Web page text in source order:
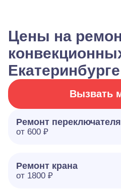
Цены на
Екатеринбурге
Вызвать
Ремонт переключателя
от 600 ₽
Ремонт крана
от 1800 ₽